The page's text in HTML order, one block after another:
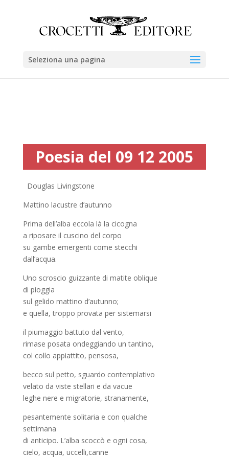
Seleziona una pagina
Poesia del 09 12 2005
Douglas Livingstone
Mattino lacustre d’autunno
Prima dell’alba eccola là la cicogna
a riposare il cuscino del corpo
su gambe emergenti come stecchi
dall’acqua.
Uno scroscio guizzante di matite oblique
di pioggia
sul gelido mattino d’autunno;
e quella, troppo provata per sistemarsi
il piumaggio battuto dal vento,
rimase posata ondeggiando un tantino,
col collo appiattito, pensosa,
becco sul petto, sguardo contemplativo
velato da viste stellari e da vacue
leghe nere e migratorie, stranamente,
pesantemente solitaria e con qualche
settimana
di anticipo. L’alba scoccò e ogni cosa,
cielo, acqua, uccelli,canne